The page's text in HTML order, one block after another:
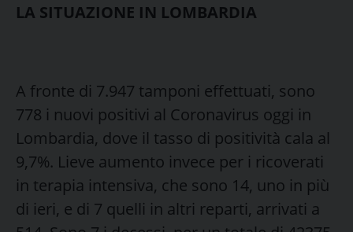
LA SITUAZIONE IN LOMBARDIA
A fronte di 7.947 tamponi effettuati, sono
778 i nuovi positivi al Coronavirus oggi in
Lombardia, dove il tasso di positività cala al
9,7%. Lieve aumento invece per i ricoverati
in terapia intensiva, che sono 14, uno in più
di ieri, e di 7 quelli in altri reparti, arrivati a